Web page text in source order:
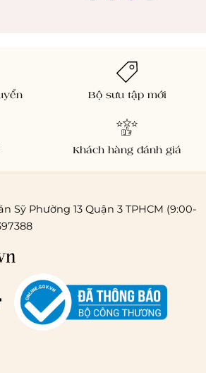
(hoả tốc)
Bộ sưu tập mới
Khách hàng đánh giá
Sỹ Phường 13 Quận 3 TPHCM (9:00-